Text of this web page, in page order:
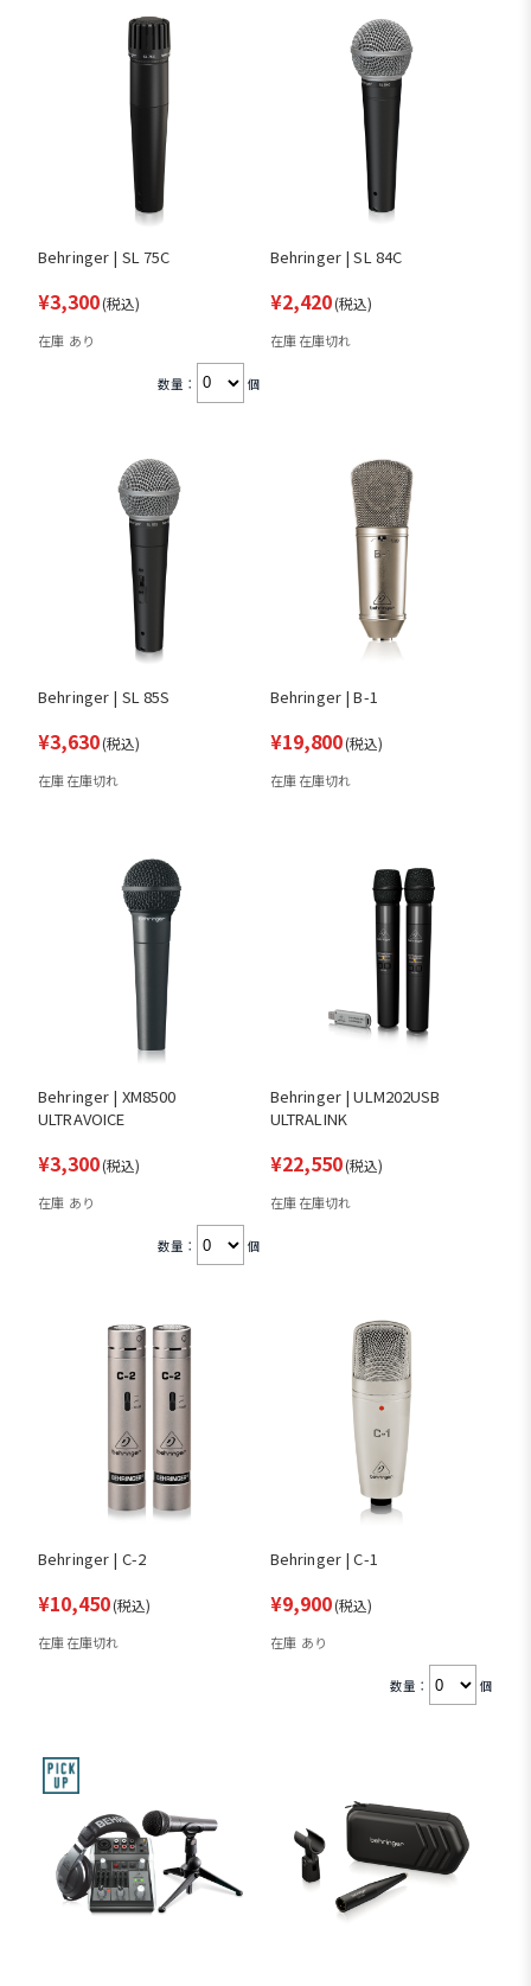
Behringer | SL 75C
¥3,300(税込)
在庫 あり
数量： 個
Behringer | SL 84C
¥2,420(税込)
在庫 在庫切れ
Behringer | SL 85S
¥3,630(税込)
在庫 在庫切れ
Behringer | B-1
¥19,800(税込)
在庫 在庫切れ
Behringer | XM8500
ULTRAVOICE
¥3,300(税込)
在庫 あり
数量： 個
Behringer | ULM202USB
ULTRALINK
¥22,550(税込)
在庫 在庫切れ
Behringer | C-2
¥10,450(税込)
在庫 在庫切れ
Behringer | C-1
¥9,900(税込)
在庫 あり
数量： 個